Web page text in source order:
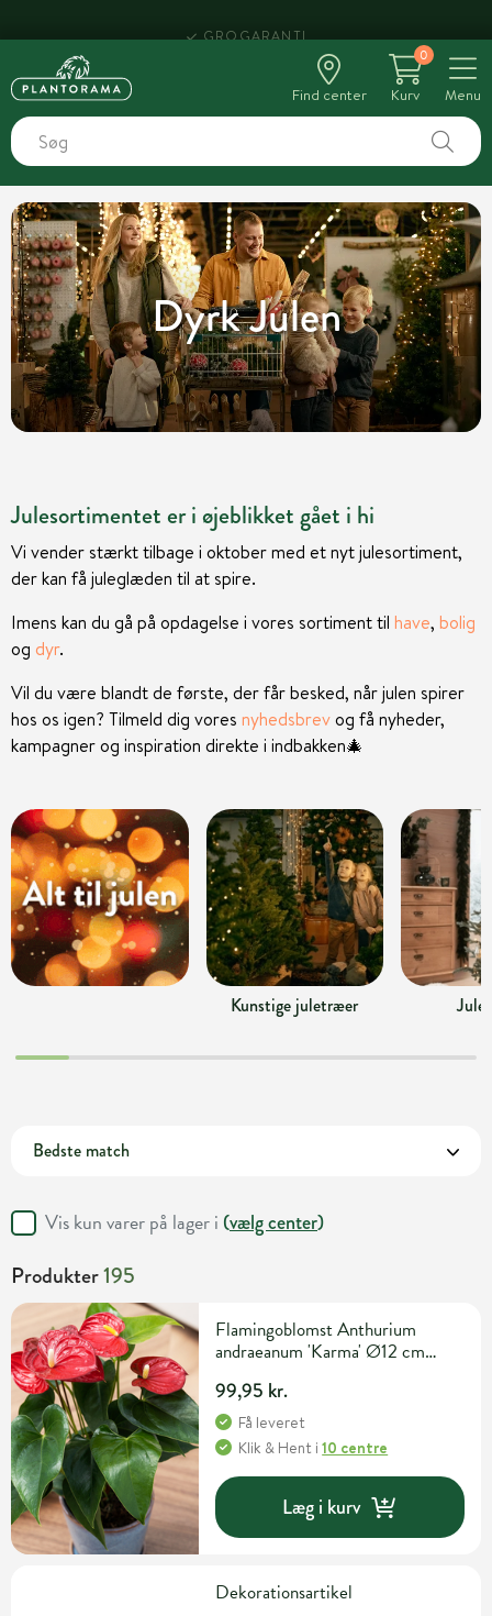
Find center
0
Kurv
Menu
Dyrk Julen
Julesortimentet er i øjeblikket gået i hi
Vi vender stærkt tilbage i oktober med et nyt julesortiment,
der kan få juleglæden til at spire.
Imens kan du gå på opdagelse i vores sortiment til have, bolig
og dyr.
Vil du være blandt de første, der får besked, når julen spirer
hos os igen? Tilmeld dig vores nyhedsbrevog få nyheder,
kampagner og inspiration direkte i indbakken🎄
Kunstige juletræer
Vis kun varer på lager i (vælg center)
Produkter195
Flamingoblomst Anthurium
andraeanum 'Karma' Ø12 cm
99,95 kr.
Få leveret
Klik & Hent i10 centre
Læg i kurv
Dekorationsartikel